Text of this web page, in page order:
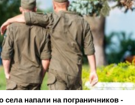
села напали на пограничников -